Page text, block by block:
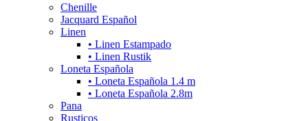
Chenille
Jacquard Español
Linen
• Linen Estampado
• Linen Rustik
Loneta Española
• Loneta Española 1.4 m
• Loneta Española 2.8m
Pana
Rusticos